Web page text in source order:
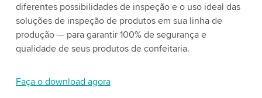
diferentes possibilidades de inspeção e o uso ideal das
soluções de inspeção de produtos em sua linha de
produção — para garantir 100% de segurança e
qualidade de seus produtos de confeitaria.
Faça o download agora